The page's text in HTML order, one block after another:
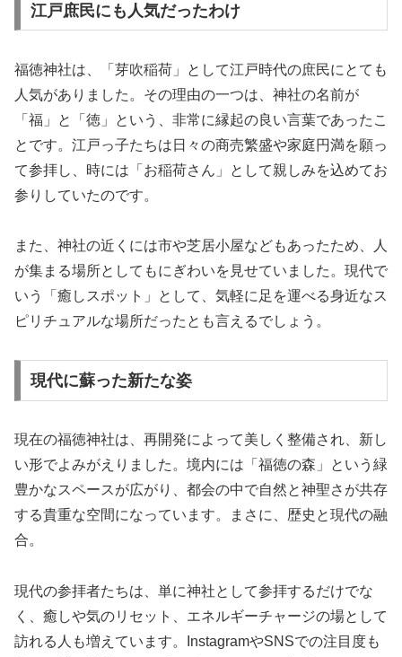
江戸庶民にも人気だったわけ
福徳神社は、「芽吹稲荷」として江戸時代の庶民にとても
人気がありました。その理由の一つは、神社の名前が
「福」と「徳」という、非常に縁起の良い言葉であったこ
とです。江戸っ子たちは日々の商売繁盛や家庭円満を願っ
て参拝し、時には「お稲荷さん」として親しみを込めてお
参りしていたのです。
また、神社の近くには市や芝居小屋などもあったため、人
が集まる場所としてもにぎわいを見せていました。現代で
いう「癒しスポット」として、気軽に足を運べる身近なス
ピリチュアルな場所だったとも言えるでしょう。
現代に蘇った新たな姿
現在の福徳神社は、再開発によって美しく整備され、新し
い形でよみがえりました。境内には「福徳の森」という緑
豊かなスペースが広がり、都会の中で自然と神聖さが共存
する貴重な空間になっています。まさに、歴史と現代の融
合。
現代の参拝者たちは、単に神社として参拝するだけでな
く、癒しや気のリセット、エネルギーチャージの場として
訪れる人も増えています。InstagramやSNSでの注目度も